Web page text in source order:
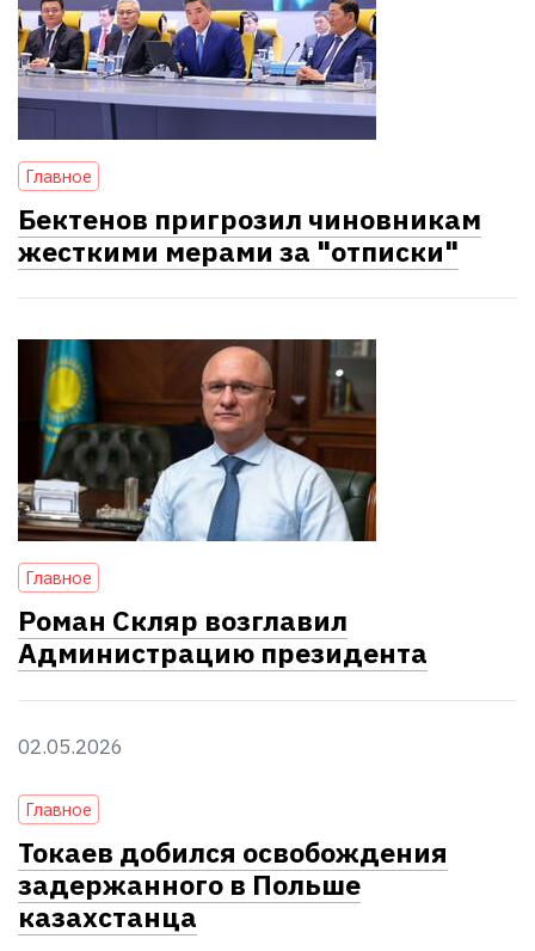
Главное
Бектенов пригрозил чиновникам
жесткими мерами за "отписки"
Главное
Роман Скляр возглавил
Администрацию президента
02.05.2026
Главное
Токаев добился освобождения
задержанного в Польше
казахстанца